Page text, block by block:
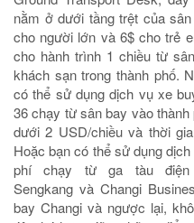
nằm ở dưới tầng trệt của
cho người lớn và 6$ cho trẻ
cho hành trình 1 chiều từ
khách sạn trong thành phố.
có thể sử dụng dịch vụ xe
36 chạy từ sân bay vào
dưới 2 USD/chiều và thời
Hoặc bạn có thể sử dụng
phí chạy từ ga tàu điện
Sengkang và Changi
bay Changi và ngược lại,